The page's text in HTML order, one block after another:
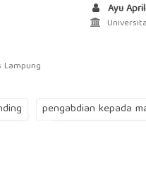
Ayu
pengabdian kepada